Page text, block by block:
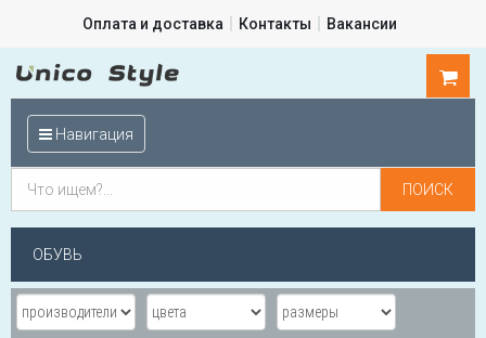
Оплата и доставка Контакты Вакансии
Навигация
ОБУВЬ